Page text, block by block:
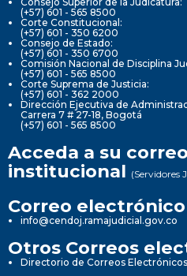
(+57) 601 - 565 8500
Corte Constitucional:
(+57) 601 - 350 6200
Consejo de Estado:
(+57) 601 - 350 6700
Comisión Nacional de Disciplina
(+57) 601 - 565 8500
Corte Suprema de Justicia:
(+57) 601 - 362 2000
Dirección Ejecutiva de
Carrera 7 # 27-18, Bogotá
(+57) 601 - 565 8500
Acceda a su
institucional (Servidores
Correo
info@cendoj.ramajudicial.gov.co
Otros Correos
Directorio de Correos